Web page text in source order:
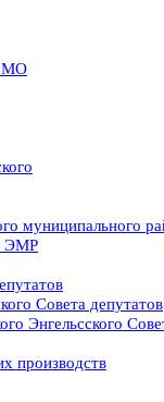
МО
муниципального
ЭМР
Совета депутатов
Энгельсского
производств